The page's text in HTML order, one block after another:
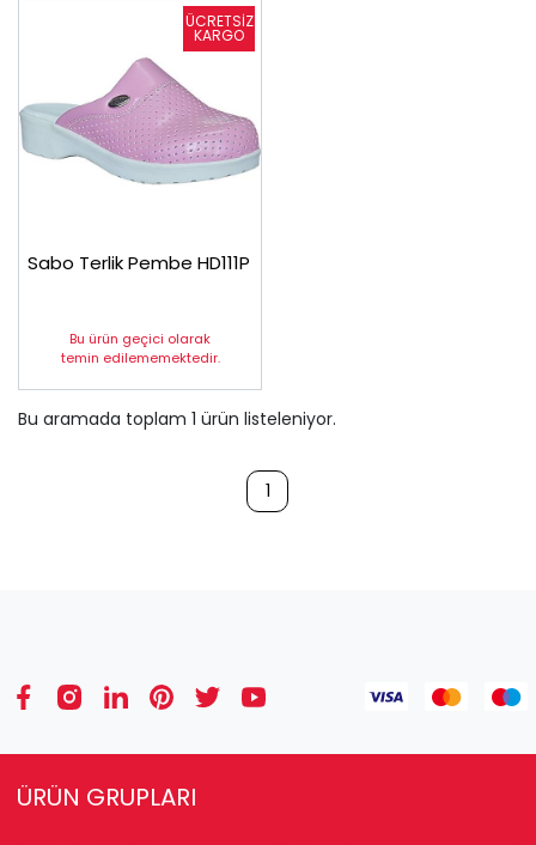
Sabo Terlik Pembe HD111P
Bu ürün geçici olarak
temin edilememektedir.
Bu aramada toplam 1 ürün listeleniyor.
1
ÜRÜN GRUPLARI